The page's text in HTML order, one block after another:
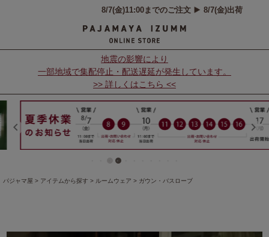
地震の影響により
一部地域で集配停止・配送遅延が発生しています。
>> 詳しくはこちら <<
パジャマ屋 アイテムから探す ルームウェア ガウン・バスローブ